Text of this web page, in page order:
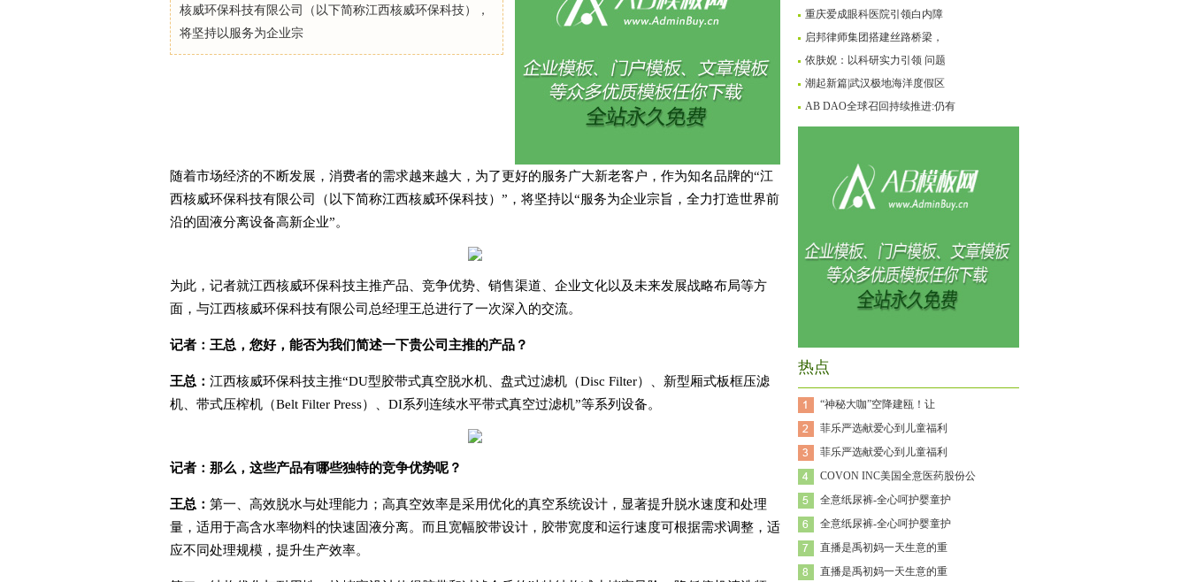
核威环保科技有限公司（以下简称江西核威环保科技），
将坚持以服务为企业宗
随着市场经济的不断发展，消费者的需求越来越大，为了更好的服务广大新老客户，作为知名品牌的“江
西核威环保科技有限公司（以下简称江西核威环保科技）”，将坚持以“服务为企业宗旨，全力打造世界前
沿的固液分离设备高新企业”。
为此，记者就江西核威环保科技主推产品、竞争优势、销售渠道、企业文化以及未来发展战略布局等方
面，与江西核威环保科技有限公司总经理王总进行了一次深入的交流。
记者： 王总，您好，能否为我们简述一下贵公司主推的产品 ？
王总： 江西核威环保科技主推“DU型胶带式真空脱水机、盘式过滤机（Disc Filter）、新型厢式板框压滤
机、带式压榨机（Belt Filter Press）、DI系列连续水平带式真空过滤机”等系列设备。
记者： 那么，这些产品有哪些独特的竞争优势呢？
王总： 第一、高效脱水与处理能力；高真空效率是采用优化的真空系统设计，显著提升脱水速度和处理
量，适用于高含水率物料的快速固液分离。而且宽幅胶带设计，胶带宽度和运行速度可根据需求调整，适
应不同处理规模，提升生产效率。
重庆爱成眼科医院引领白内障
启邦律师集团搭建丝路桥梁，
依肤婗：以科研实力引领 问题
潮起新篇|武汉极地海洋度假区
AB DAO全球召回持续推进:仍有
热点
“神秘大咖”空降建瓯！让
菲乐严选献爱心到儿童福利
菲乐严选献爱心到儿童福利
COVON INC美国全意医药股份公
全意纸尿裤-全心呵护婴童护
全意纸尿裤-全心呵护婴童护
直播是禹初妈一天生意的重
直播是禹初妈一天生意的重